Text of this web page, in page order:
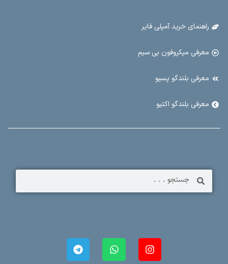
راهنمای خرید آمپلی فایر
معرفی میکروفون بی سیم
معرفی بلندگو پسیو
معرفی بلندگو اکتیو